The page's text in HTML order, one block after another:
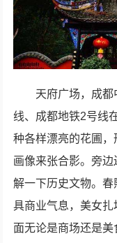
天府广场，成
线、成都地铁2号线
种各样漂亮的花圃
画像来张合影。旁
解一下历史文物。
具商业气息，美女
面无论是商场还是